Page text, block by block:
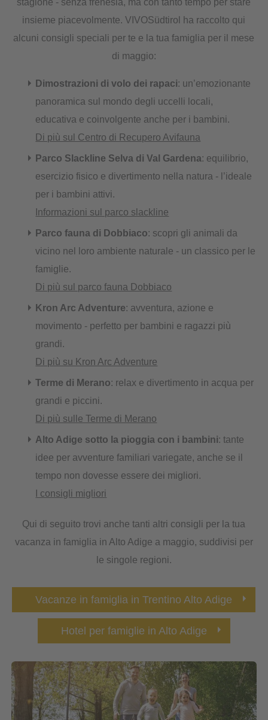
stagione - senza frenesia, ma con tanto tempo per stare
insieme piacevolmente. VIVOSüdtirol ha raccolto qui
alcuni consigli speciali per te e la tua famiglia per il mese
di maggio:
Dimostrazioni di volo dei rapaci: un’emozionante
panoramica sul mondo degli uccelli locali,
educativa e coinvolgente anche per i bambini.
Di più sul Centro di Recupero Avifauna
Parco Slackline Selva di Val Gardena: equilibrio,
esercizio fisico e divertimento nella natura - l’ideale
per i bambini attivi.
Informazioni sul parco slackline
Parco fauna di Dobbiaco: scopri gli animali da
vicino nel loro ambiente naturale - un classico per le
famiglie.
Di più sul parco fauna Dobbiaco
Kron Arc Adventure: avventura, azione e
movimento - perfetto per bambini e ragazzi più
grandi.
Di più su Kron Arc Adventure
Terme di Merano: relax e divertimento in acqua per
grandi e piccini.
Di più sulle Terme di Merano
Alto Adige sotto la pioggia con i bambini: tante
idee per avventure familiari variegate, anche se il
tempo non dovesse essere dei migliori.
I consigli migliori
Qui di seguito trovi anche tanti altri consigli per la tua
vacanza in famiglia in Alto Adige a maggio, suddivisi per
le singole regioni.
Vacanze in famiglia in Trentino Alto Adige
Hotel per famiglie in Alto Adige